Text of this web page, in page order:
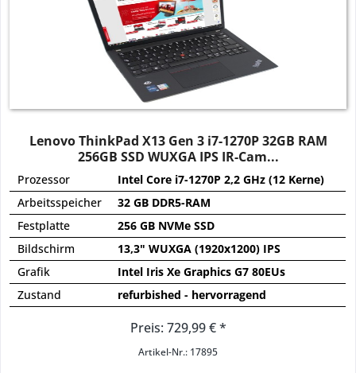
Lenovo ThinkPad X13 Gen 3 i7-1270P 32GB RAM
256GB SSD WUXGA IPS IR-Cam...
Prozessor
Intel Core i7-1270P 2,2 GHz (12 Kerne)
Arbeitsspeicher
32 GB DDR5-RAM
Festplatte
256 GB NVMe SSD
Bildschirm
13,3" WUXGA (1920x1200) IPS
Grafik
Intel Iris Xe Graphics G7 80EUs
Zustand
refurbished - hervorragend
Preis: 729,99 € *
Artikel-Nr.: 17895